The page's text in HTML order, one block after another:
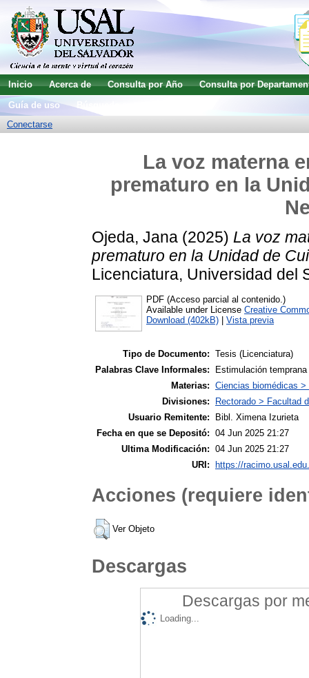
Inicio Acerca de Consulta por Año
Consulta por
Guía de uso
Conectarse
La voz materna
prematuro en la
Ojeda, Jana (2025) La voz
prematuro en la Unidad de
Licenciatura, Universidad del
PDF (Acceso parcial al contenido.)
Available under License Creative
Download (402kB)
Vista previa
Tipo de Documento: Tesis (Licenciatura)
Palabras Clave Informales:
Estimulación
Materias: Ciencias biomédicas
Divisiones:
Rectorado > Facultad
Usuario Remitente:
Bibl. Ximena Izurieta
Fecha en que se Depositó: 04 Jun 2025 21:27
Ultima Modificación: 04 Jun 2025 21:27
URI:
https://
Acciones (requiere
Ver Objeto
Descargas
Descargas por
Loading...